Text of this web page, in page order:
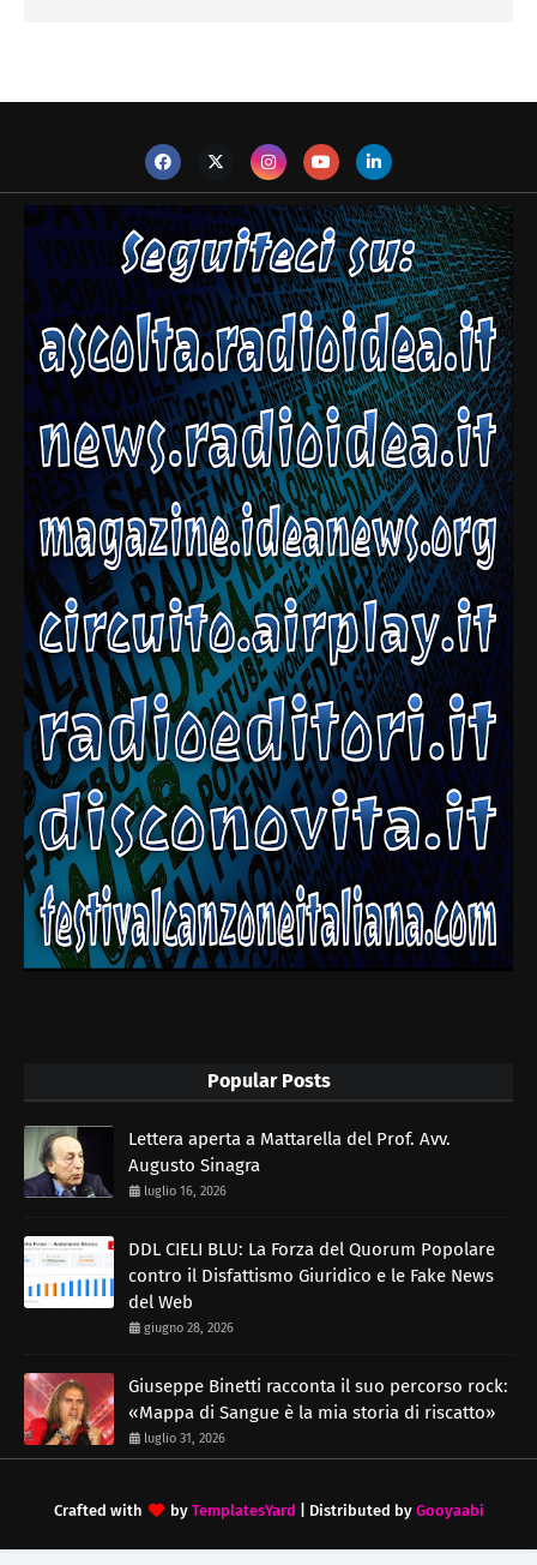
Popular Posts
Lettera aperta a Mattarella del Prof. Avv.
Augusto Sinagra
luglio 16, 2026
DDL CIELI BLU: La Forza del Quorum Popolare
contro il Disfattismo Giuridico e le Fake News
del Web
giugno 28, 2026
Giuseppe Binetti racconta il suo percorso rock:
«Mappa di Sangue è la mia storia di riscatto»
luglio 31, 2026
Crafted with by TemplatesYard | Distributed by Gooyaabi